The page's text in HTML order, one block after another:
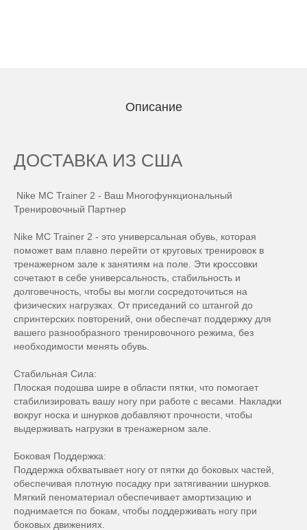
Описание
ДОСТАВКА ИЗ США
Nike MC Trainer 2 - Ваш Многофункциональный
Тренировочный Партнер
Nike MC Trainer 2 - это универсальная обувь, которая
поможет вам плавно перейти от круговых тренировок в
тренажерном зале к занятиям на поле. Эти кроссовки
сочетают в себе универсальность, стабильность и
долговечность, чтобы вы могли сосредоточиться на
физических нагрузках. От приседаний со штангой до
спринтерских повторений, они обеспечат поддержку для
вашего разнообразного тренировочного режима, без
необходимости менять обувь.
Стабильная Сила:
Плоская подошва шире в области пятки, что помогает
стабилизировать вашу ногу при работе с весами. Накладки
вокруг носка и шнурков добавляют прочности, чтобы
выдерживать нагрузки в тренажерном зале.
Боковая Поддержка:
Поддержка обхватывает ногу от пятки до боковых частей,
обеспечивая плотную посадку при затягивании шнурков.
Мягкий пеноматериал обеспечивает амортизацию и
поднимается по бокам, чтобы поддерживать ногу при
боковых движениях.